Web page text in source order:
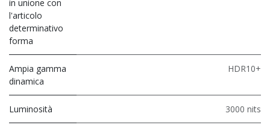
in unione con
l'articolo
determinativo
forma
Ampia gamma
dinamica
HDR10+
Luminosità 3000 nits